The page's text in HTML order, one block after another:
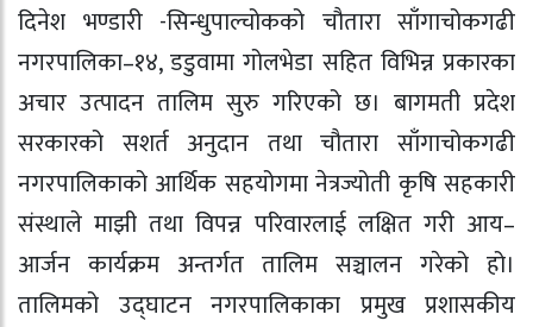
दिनेश भण्डारी -सिन्धुपाल्चोकको चौतारा साँगाचोकगढी
नगरपालिका–१४, डडुवामा गोलभेडा सहित विभिन्न प्रकारका
अचार उत्पादन तालिम सुरु गरिएको छ। बागमती प्रदेश
सरकारको सशर्त अनुदान तथा चौतारा साँगाचोकगढी
नगरपालिकाको आर्थिक सहयोगमा नेत्रज्योती कृषि सहकारी
संस्थाले माझी तथा विपन्न परिवारलाई लक्षित गरी आय–
आर्जन कार्यक्रम अन्तर्गत तालिम सञ्चालन गरेको हो।
तालिमको उद्घाटन नगरपालिकाका प्रमुख प्रशासकीय